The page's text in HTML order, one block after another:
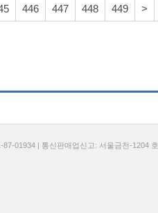
446 447 448 449 >
01934 | 통신판매업신고: 서울금천-1204 호